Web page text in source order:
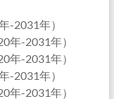
-2031年）
年-2031年）
年-2031年）
-2031年）
年-2031年）